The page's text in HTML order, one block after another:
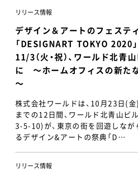
リリース情報
デザイン＆アートのフェステ
「DESIGNART TOKYO 2020
11/3（火・祝）、ワールド北青
に ～ホームオフィスの新た
～
株式会社ワールドは、10月23日(
までの12日間、ワールド北青山ビ
3-5-10)が、東京の街を回遊しなが
るデザイン&アートの祭典「D…
リリース情報